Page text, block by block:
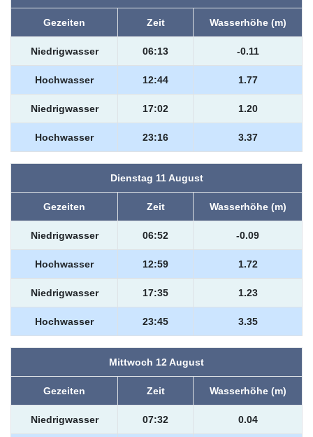
Gezeiten Zeit Wasserhöhe (m)
Niedrigwasser 06:13 -0.11
Hochwasser 12:44 1.77
Niedrigwasser 17:02 1.20
Hochwasser 23:16 3.37
Dienstag 11 August
Gezeiten Zeit Wasserhöhe (m)
Niedrigwasser 06:52 -0.09
Hochwasser 12:59 1.72
Niedrigwasser 17:35 1.23
Hochwasser 23:45 3.35
Mittwoch 12 August
Gezeiten Zeit Wasserhöhe (m)
Niedrigwasser 07:32 0.04